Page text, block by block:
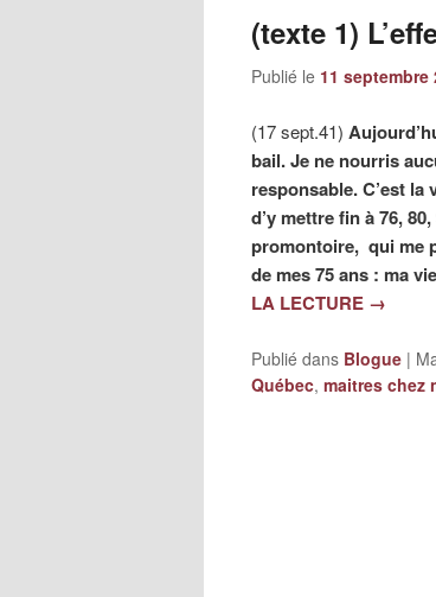
(texte 1)
Publié le 11 septembre
(17 sept.41)
bail. Je ne nourris
responsable. C’est la
d’y mettre fin à 76,
promontoire, qui me
de mes 75 ans : ma
LA LECTURE →
Publié dans Blogue |
Québec, maitres chez